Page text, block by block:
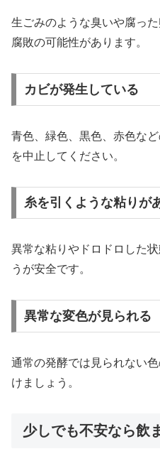
生ごみのような臭いや腐っ
腐敗の可能性があります。
カビが発生している
青色、緑色、黒色、赤色な
を中止してください。
糸を引くような粘りが
異常な粘りやドロドロした
うが安全です。
異常な変色が見られる
通常の発酵では見られない
けましょう。
少しでも不安なら飲